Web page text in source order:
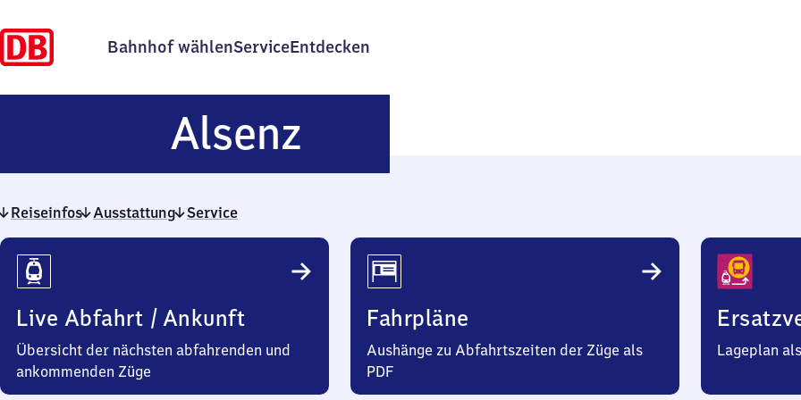
Bahnhof wählenServiceEntdecken
Alsenz
Reiseinfos Ausstattung Service
Reiseinfos
Live Abfahrt / Ankunft
Übersicht der nächsten abfahrenden und
ankommenden Züge
Fahrpläne
Aushänge zu Abfahrtszeiten der Züge als
PDF
Lageplan